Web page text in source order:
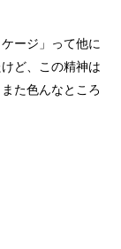
ージ」って他に
ど、この精神は
た色んなところ